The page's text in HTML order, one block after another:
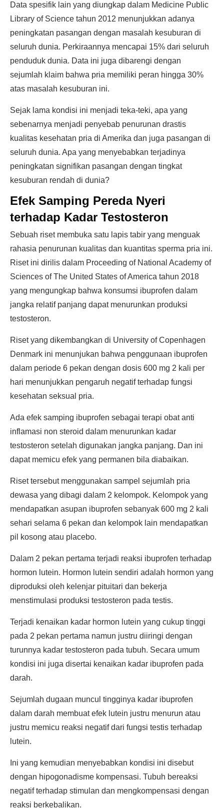
Data spesifik lain yang diungkap dalam Medicine Public
Library of Science tahun 2012 menunjukkan adanya
peningkatan pasangan dengan masalah kesuburan di
seluruh dunia. Perkiraannya mencapai 15% dari seluruh
penduduk dunia. Data ini juga dibarengi dengan
sejumlah klaim bahwa pria memiliki peran hingga 30%
atas masalah kesuburan ini.
Sejak lama kondisi ini menjadi teka-teki, apa yang
sebenarnya menjadi penyebab penurunan drastis
kualitas kesehatan pria di Amerika dan juga pasangan di
seluruh dunia. Apa yang menyebabkan terjadinya
peningkatan signifikan pasangan dengan tingkat
kesuburan rendah di dunia?
Efek Samping Pereda Nyeri
terhadap Kadar Testosteron
Sebuah riset membuka satu lapis tabir yang menguak
rahasia penurunan kualitas dan kuantitas sperma pria ini.
Riset ini dirilis dalam Proceeding of National Academy of
Sciences of The United States of America tahun 2018
yang mengungkap bahwa konsumsi ibuprofen dalam
jangka relatif panjang dapat menurunkan produksi
testosteron.
Riset yang dikembangkan di University of Copenhagen
Denmark ini menunjukan bahwa penggunaan ibuprofen
dalam periode 6 pekan dengan dosis 600 mg 2 kali per
hari menunjukkan pengaruh negatif terhadap fungsi
kesehatan seksual pria.
Ada efek samping ibuprofen sebagai terapi obat anti
inflamasi non steroid dalam menurunkan kadar
testosteron setelah digunakan jangka panjang. Dan ini
dapat memicu efek yang permanen bila diabaikan.
Riset tersebut menggunakan sampel sejumlah pria
dewasa yang dibagi dalam 2 kelompok. Kelompok yang
mendapatkan asupan ibuprofen sebanyak 600 mg 2 kali
sehari selama 6 pekan dan kelompok lain mendapatkan
pil kosong atau placebo.
Dalam 2 pekan pertama terjadi reaksi ibuprofen terhadap
hormon lutein. Hormon lutein sendiri adalah hormon yang
diproduksi oleh kelenjar pituitari dan bekerja
menstimulasi produksi testosteron pada testis.
Terjadi kenaikan kadar hormon lutein yang cukup tinggi
pada 2 pekan pertama namun justru diiringi dengan
turunnya kadar testosteron pada tubuh. Secara umum
kondisi ini juga disertai kenaikan kadar ibuprofen pada
darah.
Sejumlah dugaan muncul tingginya kadar ibuprofen
dalam darah membuat efek lutein justru menurun atau
justru memicu reaksi negatif dari fungsi testis terhadap
lutein.
Ini yang kemudian menyebabkan kondisi ini disebut
dengan hipogonadisme kompensasi. Tubuh bereaksi
negatif terhadap stimulan dan mengkompensasi dengan
reaksi berkebalikan.